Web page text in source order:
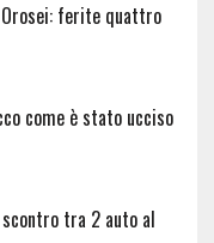
ferite quattro
come è stato ucciso
tra 2 auto al